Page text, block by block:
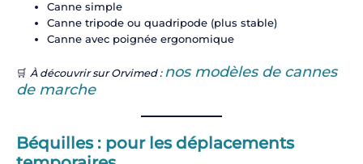
Canne simple
Canne tripode ou quadripode (plus stable)
Canne avec poignée ergonomique
🛒 À découvrir sur Orvimed : nos modèles de cannes
de marche
Béquilles : pour les déplacements